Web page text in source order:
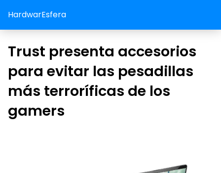
HardwarEsfera
Trust presenta accesorios
para evitar las pesadillas
más terroríficas de los
gamers